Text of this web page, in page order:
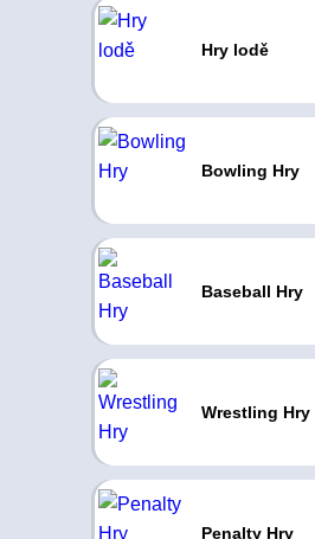
Hry lodě
Bowling Hry
Baseball Hry
Wrestling Hry
Penalty Hry